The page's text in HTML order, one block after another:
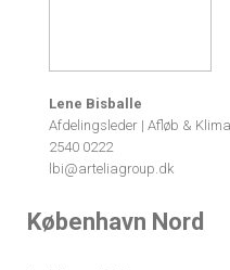
Lene Bisballe
Afdelingsleder | Afløb & Klima
2540 0222
lbi@arteliagroup.dk
København Nord